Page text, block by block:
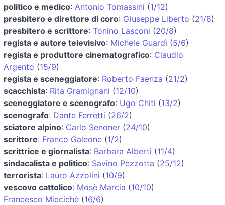
politico e medico: Antonio Tomassini (1/12)
presbitero e direttore di coro: Giuseppe Liberto (21/8)
presbitero e scrittore: Tonino Lasconi (20/8)
regista e autore televisivo: Michele Guardì (5/6)
regista e produttore cinematografico: Claudio
Argento (15/9)
regista e sceneggiatore: Roberto Faenza (21/2)
scacchista: Rita Gramignani (12/10)
sceneggiatore e scenografo: Ugo Chiti (13/2)
scenografo: Dante Ferretti (26/2)
sciatore alpino: Carlo Senoner (24/10)
scrittore: Franco Galeone (1/2)
scrittrice e giornalista: Barbara Alberti (11/4)
sindacalista e politico: Savino Pezzotta (25/12)
terrorista: Lauro Azzolini (10/9)
vescovo cattolico: Mosè Marcia (10/10)
Francesco Miccichè (16/6)